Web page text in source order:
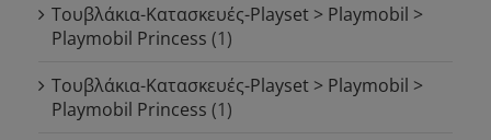
Τουβλάκια-Κατασκευές-Playset > Playmobil >
Playmobil Princess (1)
Τουβλάκια-Κατασκευές-Playset > Playmobil >
Playmobil Princess (1)